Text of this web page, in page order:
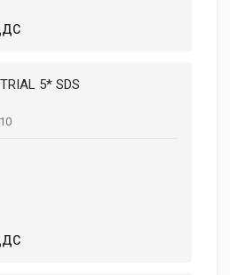
5* SDS